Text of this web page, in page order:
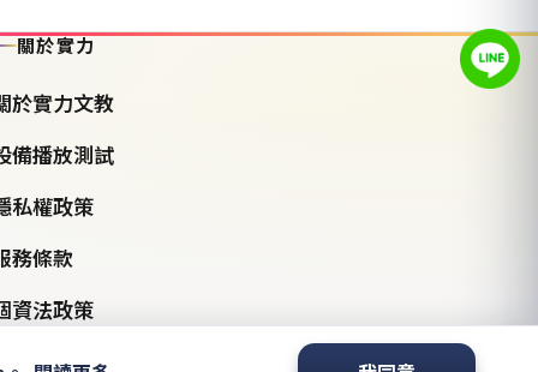
關於實力
於實力文教
備播放測試
私權政策
務條款
資法政策